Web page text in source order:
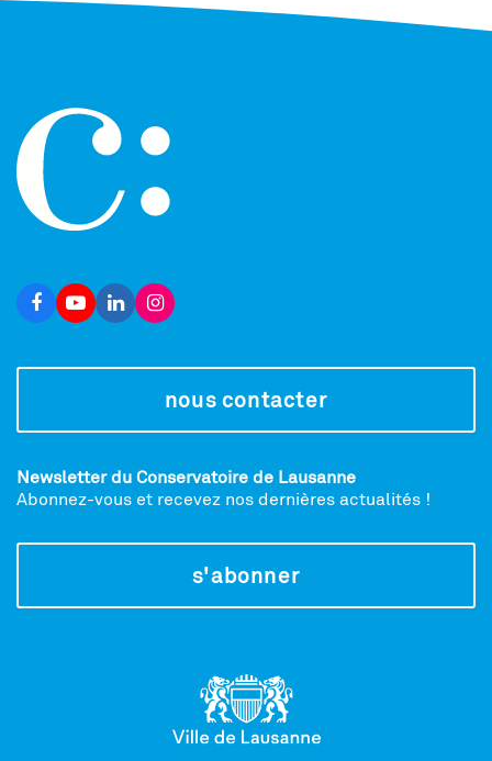
nous contacter
Newsletter du Conservatoire de Lausanne
Abonnez-vous et recevez nos dernières actualités !
s'abonner